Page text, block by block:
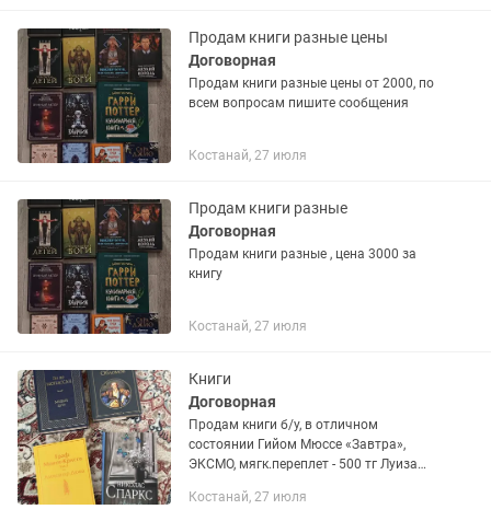
тают на...
Продам книги разные цены
Договорная
Продам книги разные цены от 2000, по
всем вопросам пишите сообщения
Костанай, 27 июля
Продам книги разные
Договорная
Продам книги разные , цена 3000 за
книгу
Костанай, 27 июля
Книги
Договорная
Продам книги б/у, в отличном
состоянии Гийом Мюссе «Завтра»,
ЭКСМО, мягк.переплет - 500 тг Луиза
становятся взрослыми», 4 книга из
Костанай, 27 июля